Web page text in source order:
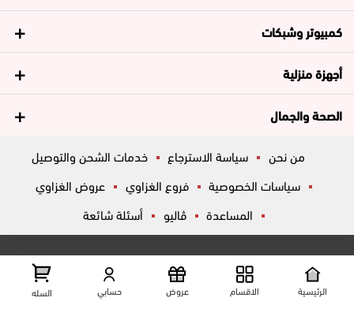
كمبيوتر وشبكات
أجهزة منزلية
الصحة والجمال
من نحن سياسة الاسترجاع
خدمات الشحن والتوصيل
سياسات الخصوصية
فروع الغزاوي
عروض الغزاوي
المساعدة
ڤاليو أسئلة شائعة
تواصل معانا
شارع المكاتب, الزقازيق , الشرقية, مصر عرض علي الخريطه
الرئيسية الاقسام عروض حسابي السله